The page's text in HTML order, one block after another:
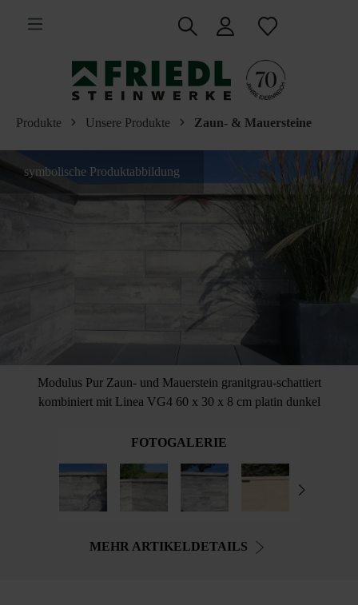
springen
Produkte Unsere Produkte Zaun- & Mauersteine
Modulus Pur Zaun- und Mauerstein granitgrau-schattiert
kombiniert mit Linea VG4 60 x 30 x 8 cm platin dunkel
symbolische Produktabbildung
FOTOGALERIE
MEHR ARTIKELDETAILS